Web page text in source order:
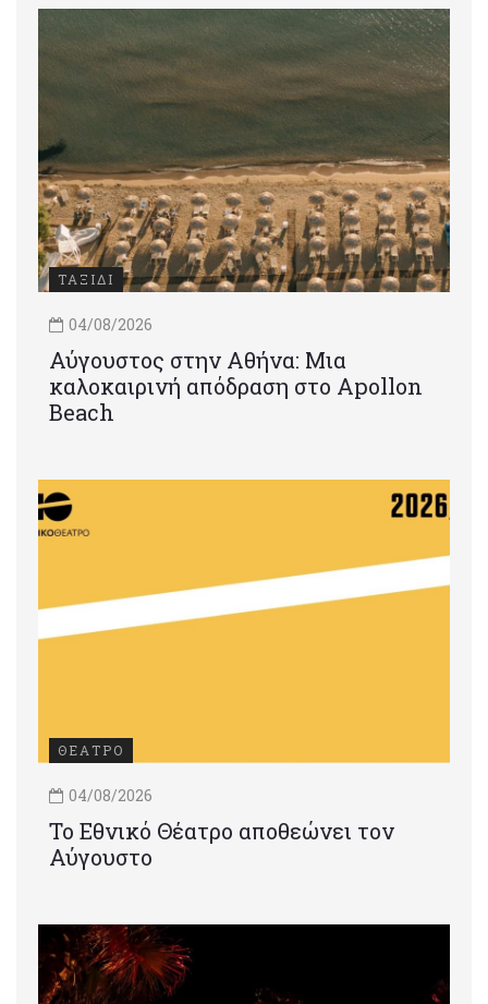
ΤΑΞΙΔΙ
04/08/2026
Αύγουστος στην Αθήνα: Μια
καλοκαιρινή απόδραση στο Apollon
Beach
ΘΕΑΤΡΟ
04/08/2026
Το Εθνικό Θέατρο αποθεώνει τον
Αύγουστο